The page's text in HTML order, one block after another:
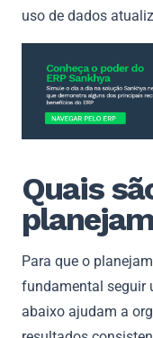
uso de dados
Quais
Para que o
fundamental seguir
abaixo ajudam a